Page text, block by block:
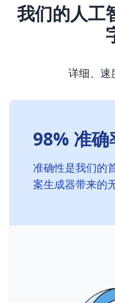
我们的人工
详细、速
98% 准确
准确性是我们的
案生成器带来的